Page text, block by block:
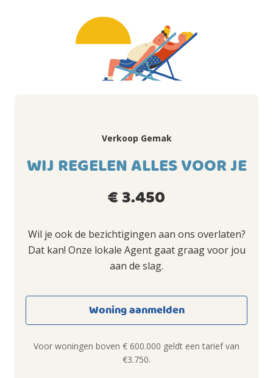
Verkoop Gemak
WIJ REGELEN ALLES VOOR JE
€ 3.450
Wil je ook de bezichtigingen aan ons overlaten?
Dat kan! Onze lokale Agent gaat graag voor jou
aan de slag.
Woning aanmelden
Voor woningen boven € 600.000 geldt een tarief van
€3.750.